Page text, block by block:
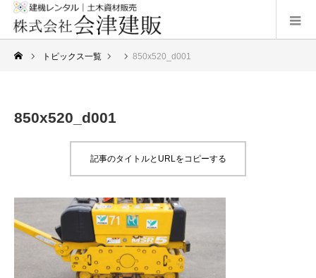
トピックス一覧 850x520_d001
850x520_d001
記事のタイトルとURLをコピーする